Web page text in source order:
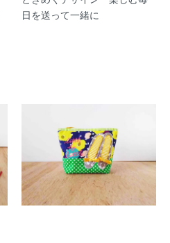
日を送って一緒に